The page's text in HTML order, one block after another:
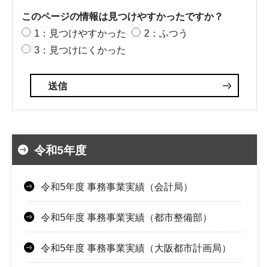
このページの情報は見つけやすかったですか？
1：見つけやすかった
2：ふつう
3：見つけにくかった
令和5年度
令和5年度 事務事業実績（会計局）
令和5年度 事務事業実績（都市整備部）
令和5年度 事務事業実績（大阪都市計画局）